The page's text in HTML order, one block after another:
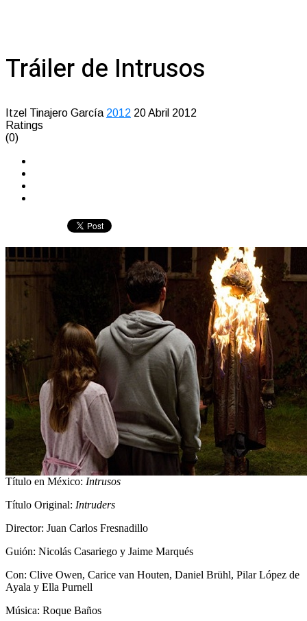
Tráiler de Intrusos
Itzel Tinajero García 2012 20 Abril 2012
Ratings
(0)
Título en México: Intrusos
Título Original: Intruders
Director: Juan Carlos Fresnadillo
Guión: Nicolás Casariego y Jaime Marqués
Con: Clive Owen, Carice van Houten, Daniel Brühl, Pilar López de
Ayala y Ella Purnell
Música: Roque Baños